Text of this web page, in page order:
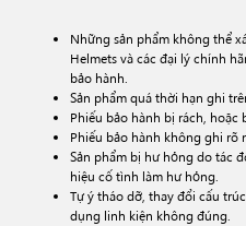
Những sản phẩm không thể
Helmets và các đại lý chính
bảo hành.
Sản phẩm quá thời hạn ghi
Phiếu bảo hành bị rách, hoặc
Phiếu bảo hành không ghi rõ
Sản phẩm bị hư hỏng do tác
hiệu cố tình làm hư hỏng.
Tự ý tháo dỡ, thay đổi cấu
dụng linh kiện không đúng.